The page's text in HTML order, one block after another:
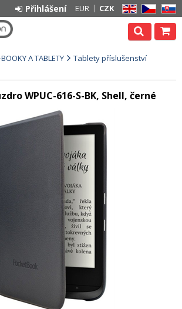
EN CZ SK
EUR CZK
Přihlášení
A TABLETY
Tablety příslušenství
WPUC-616-S-BK, Shell, černé